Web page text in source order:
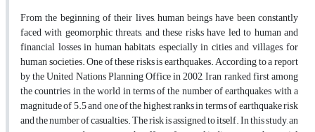
From the beginning of their lives, human beings have been constantly
faced with geomorphic threats, and these risks have led to human and
financial losses in human habitats, especially in cities and villages, for
human societies. One of these risks is earthquakes. According to a report
by the United Nations Planning Office in 2002, Iran ranked first among
the countries in the world in terms of the number of earthquakes with a
magnitude of 5.5 and one of the highest ranks in terms of earthquake risk
and the number of casualties. The risk is assigned to itself. In this study, an